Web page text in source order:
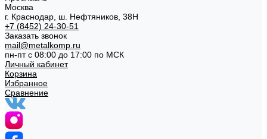
Москва
г. Краснодар, ш. Нефтяников, 38Н
+7 (8452) 24-30-51
Заказать звонок
mail@metalkomp.ru
пн-пт с 08:00 до 17:00 по МСК
Личный кабинет
Корзина
Избранное
Сравнение